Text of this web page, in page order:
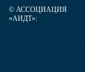
© АССОЦИАЦИЯ
«АИДТ»: